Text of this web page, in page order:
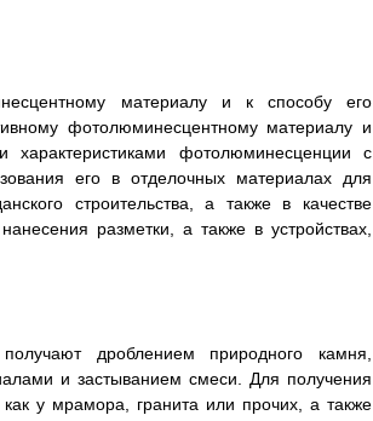
материалу и к способу его
фотолюминесцентному материалу и
характеристиками фотолюминесценции с
его в отделочных материалах для
строительства, а также в качестве
разметки, а также в устройствах,
дроблением природного камня,
и застыванием смеси. Для получения
у мрамора, гранита или прочих, а также